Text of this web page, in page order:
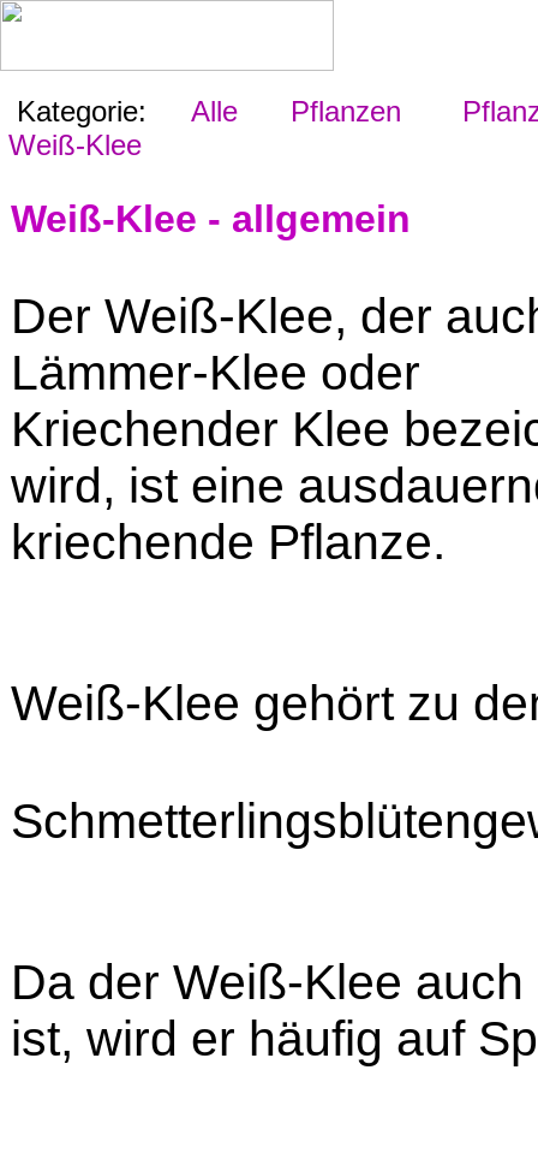
Kategorie: Alle Pflanzen
Weiß-Klee
Weiß-Klee - allgemein
Der Weiß-Klee, der
Lämmer-Klee oder
Kriechender Klee
wird, ist eine
kriechende Pflanze.
Weiß-Klee gehört zu
Da der Weiß-Klee
ist, wird er häufig auf